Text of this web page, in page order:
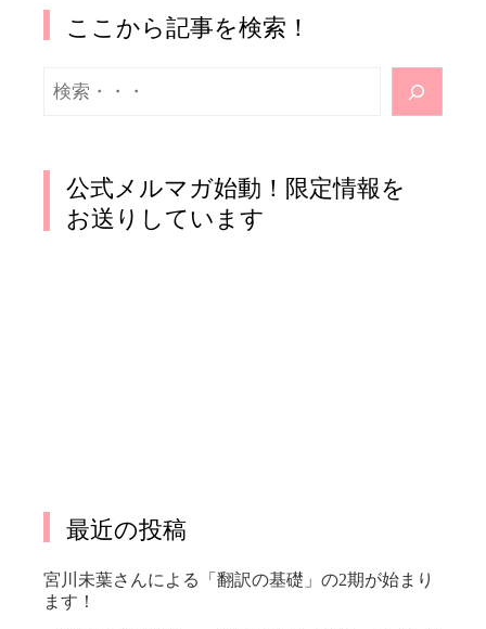
ここから記事を検索！
索
公式メルマガ始動！限定情報を
お送りしています
最近の投稿
宮川未葉さんによる「翻訳の基礎」の2期が始まり
ます！